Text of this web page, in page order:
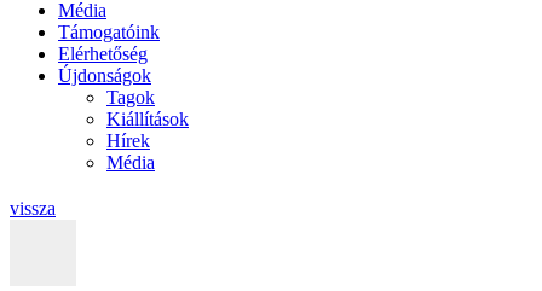
Média
Támogatóink
Elérhetőség
Újdonságok
Tagok
Kiállítások
Hírek
Média
vissza